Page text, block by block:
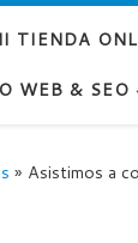
TIENDA
WEB & SEO
» Asistimos a